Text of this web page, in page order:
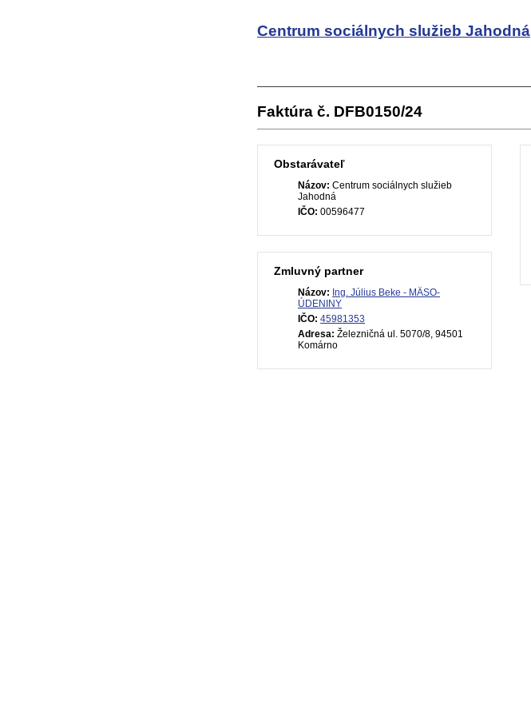
Centrum sociálnych služieb Jahodná
Faktúra č. DFB0150/24
Obstarávateľ
Názov: Centrum sociálnych služieb
Jahodná
IČO: 00596477
Zmluvný partner
Názov: Ing. Július Beke - MÄSO-
ÚDENINY
IČO: 45981353
Adresa: Železničná ul. 5070/8, 94501
Komárno